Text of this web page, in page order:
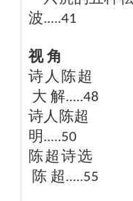
波.....41
视 角
诗人陈超
大 解.....48
诗人陈超
明.....50
陈超诗选
陈 超.....55